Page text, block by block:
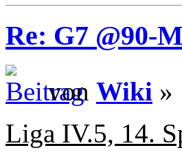
Re: G7 @90-
von Wiki »
Liga IV.5, 14.